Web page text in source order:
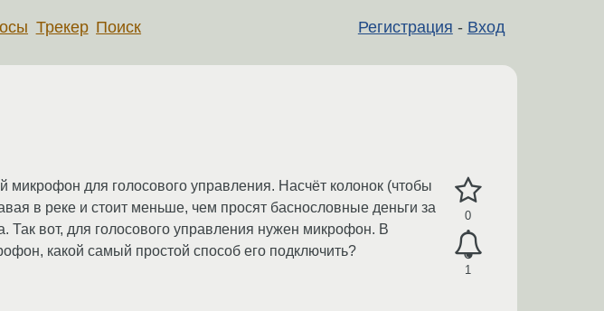
Регистрация - Вход
Трекер Поиск
0
1
для голосового управления. Насчёт колонок (чтобы
в реке и стоит меньше, чем просят баснословные деньги за
Так вот, для голосового управления нужен микрофон. В
какой самый простой способ его подключить?